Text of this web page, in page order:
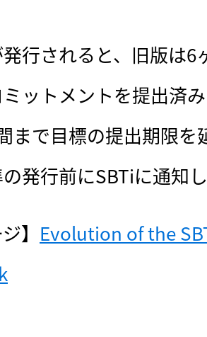
行されると、旧版は6
ットメントを提出済
まで目標の提出期限
発行前にSBTiに通知
】 Evolution of the